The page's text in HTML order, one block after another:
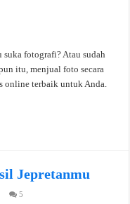
fotografi? Atau sudah
itu, menjual foto secara
online terbaik untuk Anda.
Jepretanmu
5